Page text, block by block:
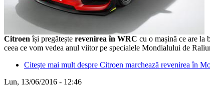
Citroen își pregătește revenirea în WRC cu o mașină ce are la
ceea ce vom vedea anul viitor pe specialele Mondialului de
Citește mai mult despre Citroen marchează revenirea în
Lun, 13/06/2016 - 12:46